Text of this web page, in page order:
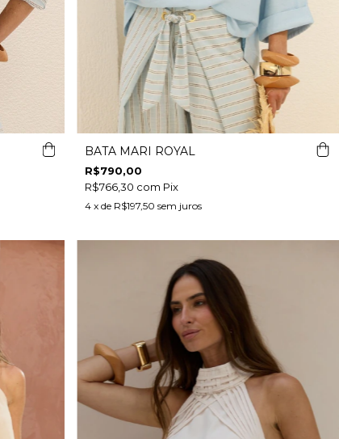
BATA MARI ROYAL
R$790,00
R$766,30 com Pix
4 x de R$197,50 sem juros